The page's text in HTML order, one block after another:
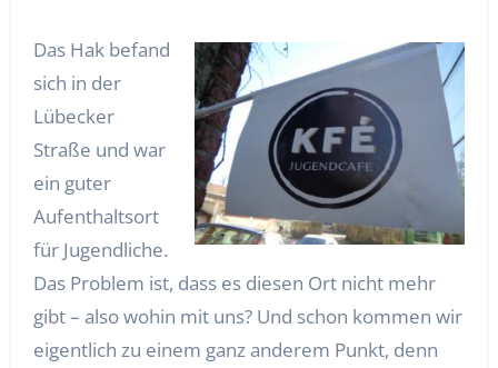
Das Hak befand
sich in der
Lübecker
Straße und war
ein guter
Aufenthaltsort
für Jugendliche.
Das Problem ist, dass es diesen Ort nicht mehr
gibt – also wohin mit uns? Und schon kommen wir
eigentlich zu einem ganz anderem Punkt, denn